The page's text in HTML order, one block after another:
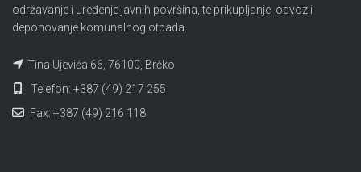
održavanje i uređenje javnih površina, te prikupljanje, odvoz i
deponovanje komunalnog otpada.
Tina Ujevića 66, 76100, Brčko
Telefon: +387 (49) 217 255
Fax: +387 (49) 216 118